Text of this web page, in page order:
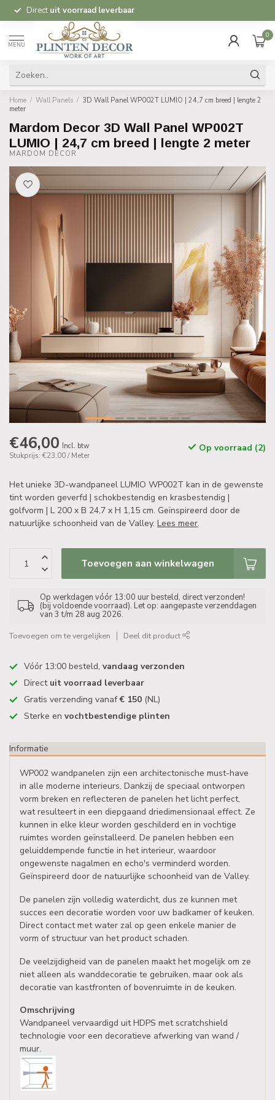
Direct uit voorraad leverbaar
MENU
0
Home / Wall Panels / 3D Wall Panel WP002T LUMIO | 24,7 cm breed | lengte 2
meter
Mardom Decor 3D Wall Panel WP002T
LUMIO | 24,7 cm breed | lengte 2 meter
MARDOM DECOR
€46,00 Incl. btw
Stukprijs: €23,00 / Meter
Op voorraad (2)
Het unieke 3D-wandpaneel LUMIO WP002T kan in de gewenste
tint worden geverfd | schokbestendig en krasbestendig |
golfvorm | L 200 x B 24,7 x H 1,15 cm. Geïnspireerd door de
natuurlijke schoonheid van de Valley. Lees meer.
Toevoegen aan winkelwagen
Op werkdagen vóór 13:00 uur besteld, direct verzonden!
(bij voldoende voorraad). Let op: aangepaste verzenddagen
van 3 t/m 28 aug 2026.
Toevoegen om te vergelijken Deel dit product
Vóór 13:00 besteld, vandaag verzonden
Direct uit voorraad leverbaar
Gratis verzending vanaf€ 150 (NL)
Sterke en vochtbestendige plinten
Informatie
WP002 wandpanelen zijn een architectonische must-have
in alle moderne interieurs. Dankzij de speciaal ontworpen
vorm breken en reflecteren de panelen het licht perfect,
wat resulteert in een diepgaand driedimensionaal effect. Ze
kunnen in elke kleur worden geschilderd en in vochtige
ruimtes worden geïnstalleerd. De panelen hebben een
geluiddempende functie in het interieur, waardoor
ongewenste nagalmen en echo's verminderd worden.
Geïnspireerd door de natuurlijke schoonheid van de Valley.
De panelen zijn volledig waterdicht, dus ze kunnen met
succes een decoratie worden voor uw badkamer of keuken.
Direct contact met water zal op geen enkele manier de
vorm of structuur van het product schaden.
De veelzijdigheid van de panelen maakt het mogelijk om ze
niet alleen als wanddecoratie te gebruiken, maar ook als
decoratie van kastfronten of bovenruimte in de keuken.
Omschrijving
Wandpaneel vervaardigd uit HDPS met scratchshield
technologie voor een decoratieve afwerking van wand /
muur.